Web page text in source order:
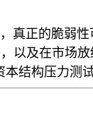
真正的脆弱
以及在市场
结构压力测试